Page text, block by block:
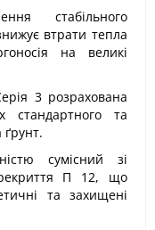
стабільного
втрати тепла
на великі
3 розрахована
стандартного та
сумісний зі
П 12, що
та захищені